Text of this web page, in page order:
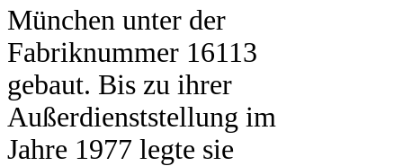
München unter der
Fabriknummer 16113
gebaut. Bis zu ihrer
Außerdienststellung im
Jahre 1977 legte sie